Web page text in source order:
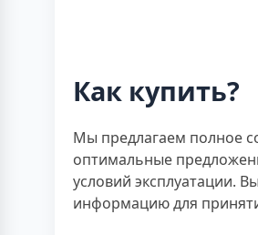
Как купить?
Мы предлагаем полное
оптимальные
условий эксплуатации.
информацию для